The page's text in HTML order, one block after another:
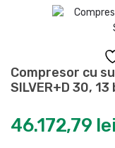
Compresor cu
SILVER+D 30, 13
46.172,79 lei